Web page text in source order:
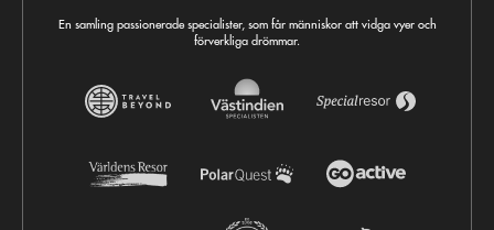
En samling passionerade specialister, som får människor att vidga vyer och
förverkliga drömmar.